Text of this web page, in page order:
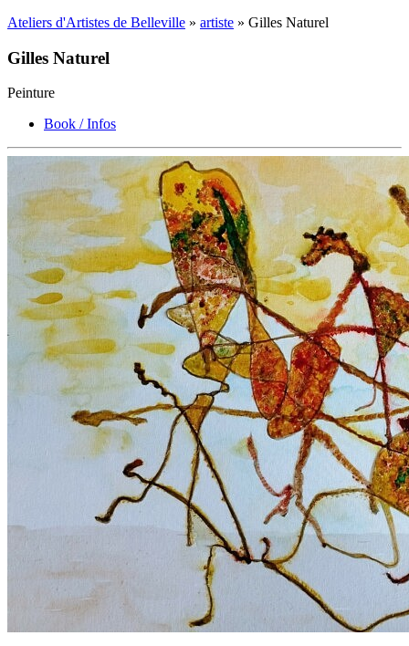
Ateliers d'Artistes de Belleville » artiste » Gilles Naturel
Gilles Naturel
Peinture
Book / Infos